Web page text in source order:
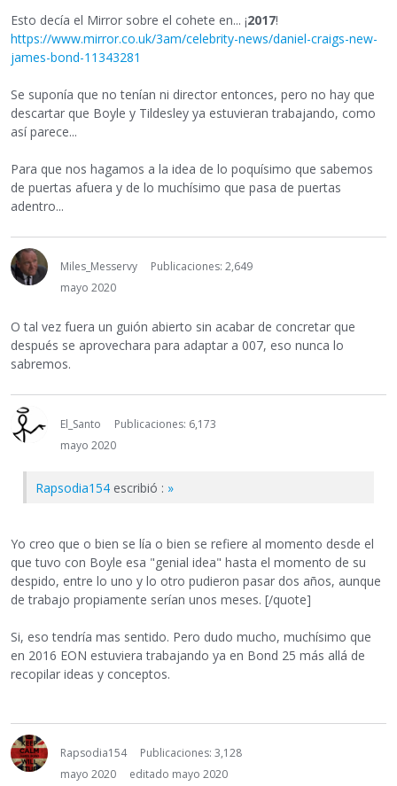
Esto decía el Mirror sobre el cohete en... ¡2017!
https://www.mirror.co.uk/3am/celebrity-news/daniel-craigs-new-
james-bond-11343281
Se suponía que no tenían ni director entonces, pero no hay que
descartar que Boyle y Tildesley ya estuvieran trabajando, como
así parece...
Para que nos hagamos a la idea de lo poquísimo que sabemos
de puertas afuera y de lo muchísimo que pasa de puertas
adentro...
Miles_Messervy
Publicaciones: 2,649
mayo 2020
O tal vez fuera un guión abierto sin acabar de concretar que
después se aprovechara para adaptar a 007, eso nunca lo
sabremos.
El_Santo
Publicaciones: 6,173
mayo 2020
Rapsodia154 escribió : »
Yo creo que o bien se lía o bien se refiere al momento desde el
que tuvo con Boyle esa "genial idea" hasta el momento de su
despido, entre lo uno y lo otro pudieron pasar dos años, aunque
de trabajo propiamente serían unos meses. [/quote]
Si, eso tendría mas sentido. Pero dudo mucho, muchísimo que
en 2016 EON estuviera trabajando ya en Bond 25 más allá de
recopilar ideas y conceptos.
Rapsodia154
Publicaciones: 3,128
mayo 2020
editado mayo 2020